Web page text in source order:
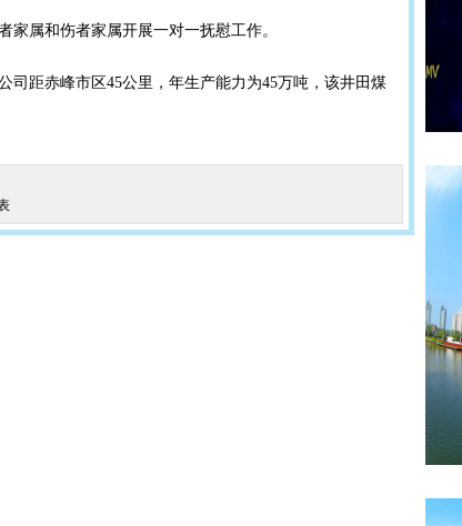
家属和伤者家属开展一对一抚慰工作。
司距赤峰市区45公里，年生产能力为45万吨，该井田煤